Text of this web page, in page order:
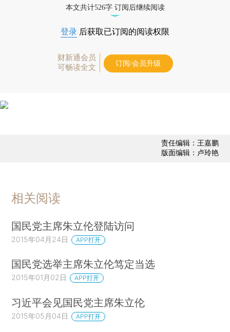
本文共计526字 订阅后继续阅读
登录 后获取已订阅的阅读权限
财新通会员
可畅读全文
订阅/会员升级
责任编辑：王嘉鹏
版面编辑：卢玲艳
相关阅读
国民党主席朱立伦登陆访问
2015年04月24日 APP打开
国民党选举主席朱立伦笃定当选
2015年01月02日 APP打开
习近平会见国民党主席朱立伦
2015年05月04日 APP打开